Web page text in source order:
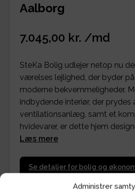
Administrer
Aalborg
7.045,00 kr. /md
SteKa Bolig udlejer netop nu
værelses lejlighed, der byder
moderne bekvemmeligheder.
indbydende interiør, der
ventilationsanlæg, samt et
hvidevarer, er dette hjem
Læs mere
Se detaljer for bolig og